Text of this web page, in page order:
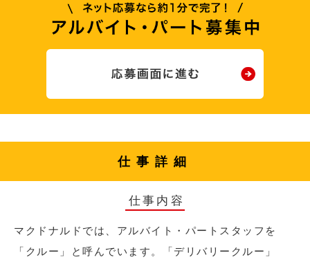
仕事詳細
仕事内容
マクドナルドでは、アルバイト・パートスタッフを
「クルー」と呼んでいます。「デリバリークルー」